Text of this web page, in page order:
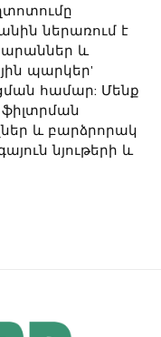
ներառում է
և
պարկեր'
համար: Մենք
և բարձրորակ
նյութերի և